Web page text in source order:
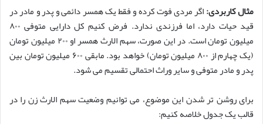
مثال کاربردی:اگر مردی فوت کرده و فقط یک همسر دائمی و پدر و مادر در
قید حیات دارد، اما فرزندی ندارد. فرض کنیم کل دارایی متوفی ۸۰۰
میلیون تومان است. در این صورت، سهم الارث همسر او ۲۰۰ میلیون تومان
(یک چهارم از ۸۰۰ میلیون تومان) خواهد بود. مابقی ۶۰۰ میلیون تومان بین
پدر و مادر متوفی و سایر وراث احتمالی تقسیم می شود.
برای روشن تر شدن این موضوع، می توانیم وضعیت سهم الارث زن را در
قالب یک جدول خلاصه کنیم: